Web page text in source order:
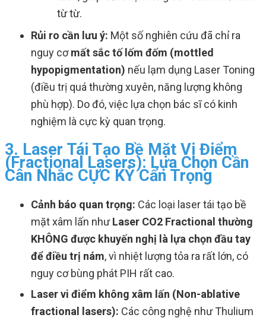
từ từ.
Rủi ro cần lưu ý: Một số nghiên cứu đã chỉ ra
nguy cơmất sắc tố lốm đốm (mottled
hypopigmentation) nếu lạm dụng Laser Toning
(điều trị quá thường xuyên, năng lượng không
phù hợp). Do đó, việc lựa chọn bác sĩ có kinh
nghiệm là cực kỳ quan trọng.
3. Laser Tái Tạo Bề Mặt Vi Điểm
(Fractional Lasers): Lựa Chọn Cần
Cân Nhắc CỰC KỲ Cẩn Trọng
Cảnh báo quan trọng: Các loại laser tái tạo bề
mặt xâm lấn nhưLaser CO2 Fractional thường
KHÔNG được khuyến nghị là lựa chọn đầu tay
để điều trị nám, vì nhiệt lượng tỏa ra rất lớn, có
nguy cơ bùng phát PIH rất cao.
Laser vi điểm không xâm lấn (Non-ablative
fractional lasers): Các công nghệ như Thulium